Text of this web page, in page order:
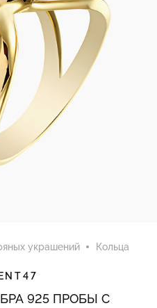
украшений Кольца
925 ПРОБЫ С